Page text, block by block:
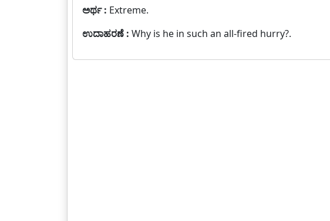
ಅರ್ಥ : Extreme.
ಉದಾಹರಣೆ : Why is he in such an all-fired hurry?.